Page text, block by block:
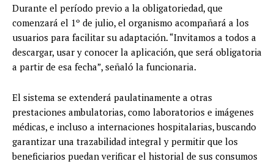
Durante el período previo a la obligatoriedad, que
comenzará el 1º de julio, el organismo acompañará a los
usuarios para facilitar su adaptación. “Invitamos a todos a
descargar, usar y conocer la aplicación, que será obligatoria
a partir de esa fecha”, señaló la funcionaria.
El sistema se extenderá paulatinamente a otras
prestaciones ambulatorias, como laboratorios e imágenes
médicas, e incluso a internaciones hospitalarias, buscando
garantizar una trazabilidad integral y permitir que los
beneficiarios puedan verificar el historial de sus consumos